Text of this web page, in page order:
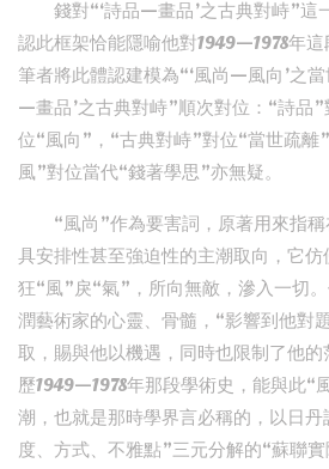
錢對“‘詩品—畫品’之古典對峙”這
認此框架恰能隱喻他對1949—1978年這
筆者將此體認建模為“‘風尚—風向’之
—畫品’之古典對峙”順次對位：“詩品
位“風向”，“古典對峙”對位“當世疏離
風”對位當代“錢著學思”亦無疑。
“風尚”作為要害詞，原著用來指稱
具安排性甚至強迫性的主潮取向，它仿
狂“風”戾“氣”，所向無敵，滲入一切
潤藝術家的心靈、骨髓，“影響到他對
取，賜與他以機遇，同時也限制了他
歷1949—1978年那段學術史，能與此“
潮，也就是那時學界言必稱的，以日
度、方式、不雅點”三元分解的“蘇聯